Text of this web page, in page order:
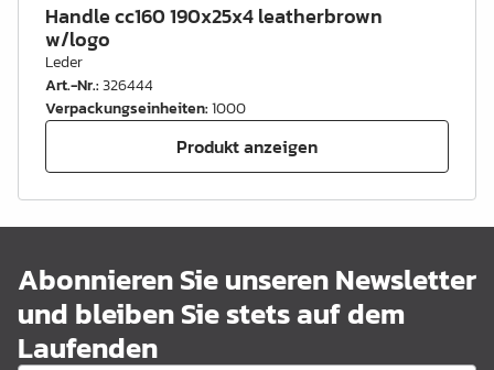
Handle cc160 190x25x4 leatherbrown
w/logo
Leder
Art.-Nr.:326444
Verpackungseinheiten:1000
Produkt anzeigen
Abonnieren Sie unseren Newsletter
und bleiben Sie stets auf dem
Laufenden